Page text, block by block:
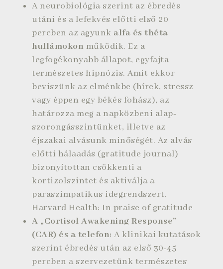
A neurobiológia szerint az ébredés
utáni és a lefekvés előtti első 20
percben az agyunk alfa és théta
hullámokon működik. Ez a
legfogékonyabb állapot, egyfajta
természetes hipnózis. Amit ekkor
beviszünk az elménkbe (hírek, stressz
vagy éppen egy békés fohász), az
határozza meg a napközbeni alap-
szorongásszintünket, illetve az
éjszakai alvásunk minőségét. Az alvás
előtti hálaadás (gratitude journal)
bizonyítottan csökkenti a
kortizolszintet és aktiválja a
paraszimpatikus idegrendszert.
Harvard Health: In praise of gratitude
A „Cortisol Awakening Response”
(CAR) és a telefon: A klinikai kutatások
szerint ébredés után az első 30-45
percben a szervezetünk természetes